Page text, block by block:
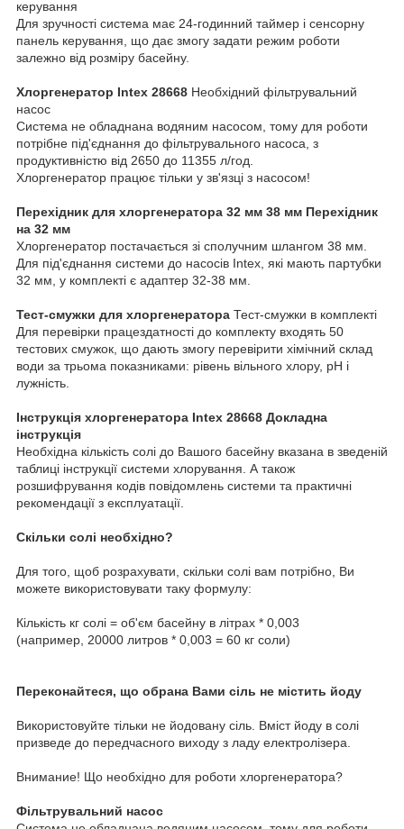
керування
Для зручності система має 24-годинний таймер і сенсорну
панель керування, що дає змогу задати режим роботи
залежно від розміру басейну.
Хлоргенератор Intex 28668 Необхідний фільтрувальний
насос
Система не обладнана водяним насосом, тому для роботи
потрібне під'єднання до фільтрувального насоса, з
продуктивністю від 2650 до 11355 л/год.
Хлоргенератор працює тільки у зв'язці з насосом!
Перехідник для хлоргенератора 32 мм 38 мм Перехідник
на 32 мм
Хлоргенератор постачається зі сполучним шлангом 38 мм.
Для під'єднання системи до насосів Intex, які мають партубки
32 мм, у комплекті є адаптер 32-38 мм.
Тест-смужки для хлоргенератора Тест-смужки в комплекті
Для перевірки працездатності до комплекту входять 50
тестових смужок, що дають змогу перевірити хімічний склад
води за трьома показниками: рівень вільного хлору, pH і
лужність.
Інструкція хлоргенератора Intex 28668 Докладна
інструкція
Необхідна кількість солі до Вашого басейну вказана в зведеній
таблиці інструкції системи хлорування. А також
розшифрування кодів повідомлень системи та практичні
рекомендації з експлуатації.
Скільки солі необхідно?
Для того, щоб розрахувати, скільки солі вам потрібно, Ви
можете використовувати таку формулу:
Кількість кг солі = об'єм басейну в літрах * 0,003
(например, 20000 литров * 0,003 = 60 кг соли)
Переконайтеся, що обрана Вами сіль не містить йоду
Використовуйте тільки не йодовану сіль. Вміст йоду в солі
призведе до передчасного виходу з ладу електролізера.
Внимание! Що необхідно для роботи хлоргенератора?
Фільтрувальний насос